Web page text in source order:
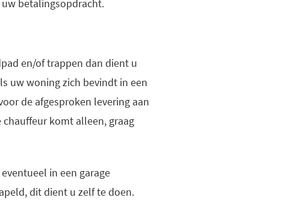
betalingsopdracht.
en/of trappen dan dient u
uw woning zich bevindt in een
de afgesproken levering aan
komt alleen, graag
in een garage
dit dient u zelf te doen.